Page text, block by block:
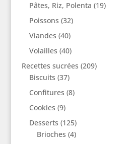
Pâtes, Riz, Polenta (19)
Poissons (32)
Viandes (40)
Volailles (40)
Recettes sucrées (209)
Biscuits (37)
Confitures (8)
Cookies (9)
Desserts (125)
Brioches (4)